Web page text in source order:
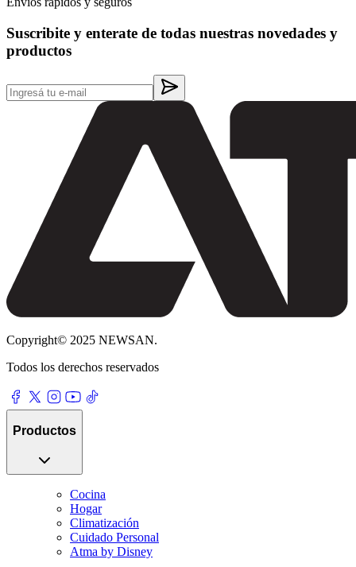
Suscribite y enterate de todas nuestras novedades y
productos
Copyright© 2025 NEWSAN.
Todos los derechos reservados
Productos
Cocina
Hogar
Climatización
Cuidado Personal
Atma by Disney